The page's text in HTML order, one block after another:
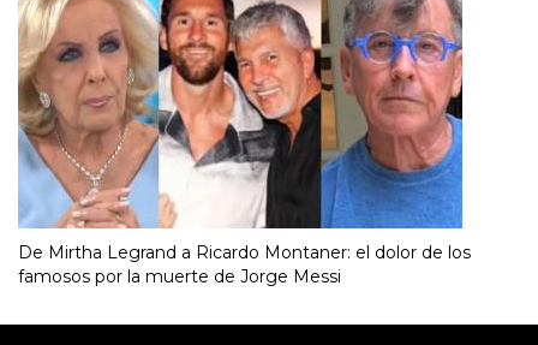
De Mirtha Legrand a Ricardo Montaner: el dolor de los
famosos por la muerte de Jorge Messi